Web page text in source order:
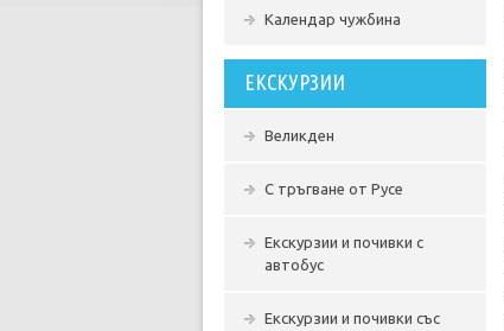
Календар чужбина
ЕКСКУРЗИИ
Великден
С тръгване от Русе
Екскурзии и почивки с
автобус
Екскурзии и почивки със